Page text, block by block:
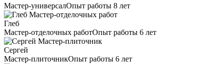
Мастер-универсалОпыт работы 8 лет
Глеб
Мастер-отделочных работОпыт работы 6 лет
Сергей
Мастер-плиточникОпыт работы 6 лет